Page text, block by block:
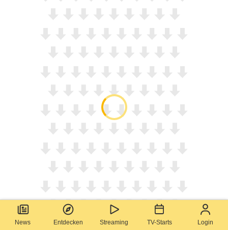
News Entdecken Streaming TV-Starts Login